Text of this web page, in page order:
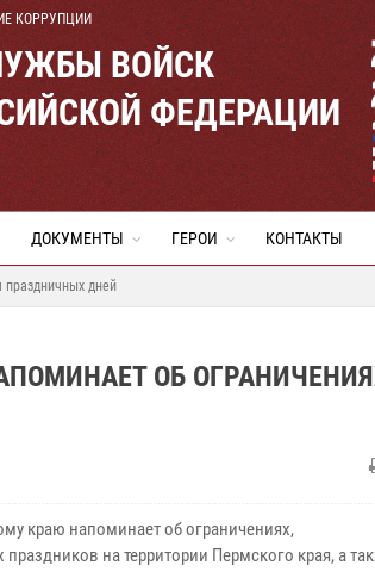
КОРРУПЦИИ
ВОЙСК
ФЕДЕРАЦИИ
ДОКУМЕНТЫ ГЕРОИ КОНТАКТЫ
дней
ОБ
краю напоминает об ограничениях,
на территории Пермского края, а